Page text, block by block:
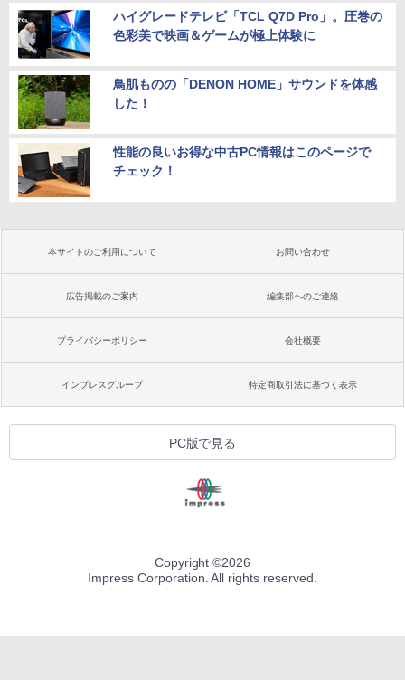
ハイグレードテレビ「TCL Q7D Pro」。圧巻の
色彩美で映画＆ゲームが極上体験に
鳥肌ものの「DENON HOME」サウンドを体感
した！
性能の良いお得な中古PC情報はこのページで
チェック！
本サイトのご利用について お問い合わせ
広告掲載のご案内 編集部へのご連絡
プライバシーポリシー 会社概要
インプレスグループ 特定商取引法に基づく表示
PC版で見る
Copyright ©2026
Impress Corporation. All rights reserved.